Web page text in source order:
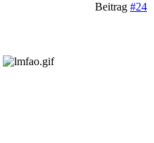
Beitrag #24